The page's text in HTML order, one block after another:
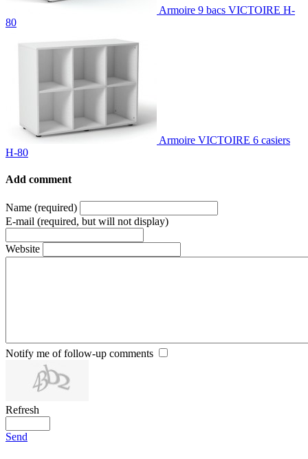
Armoire 9 bacs VICTOIRE H-
80
Armoire VICTOIRE 6 casiers
H-80
Add comment
Name (required)
E-mail (required, but will not display)
Website
Notify me of follow-up comments
Refresh
Send